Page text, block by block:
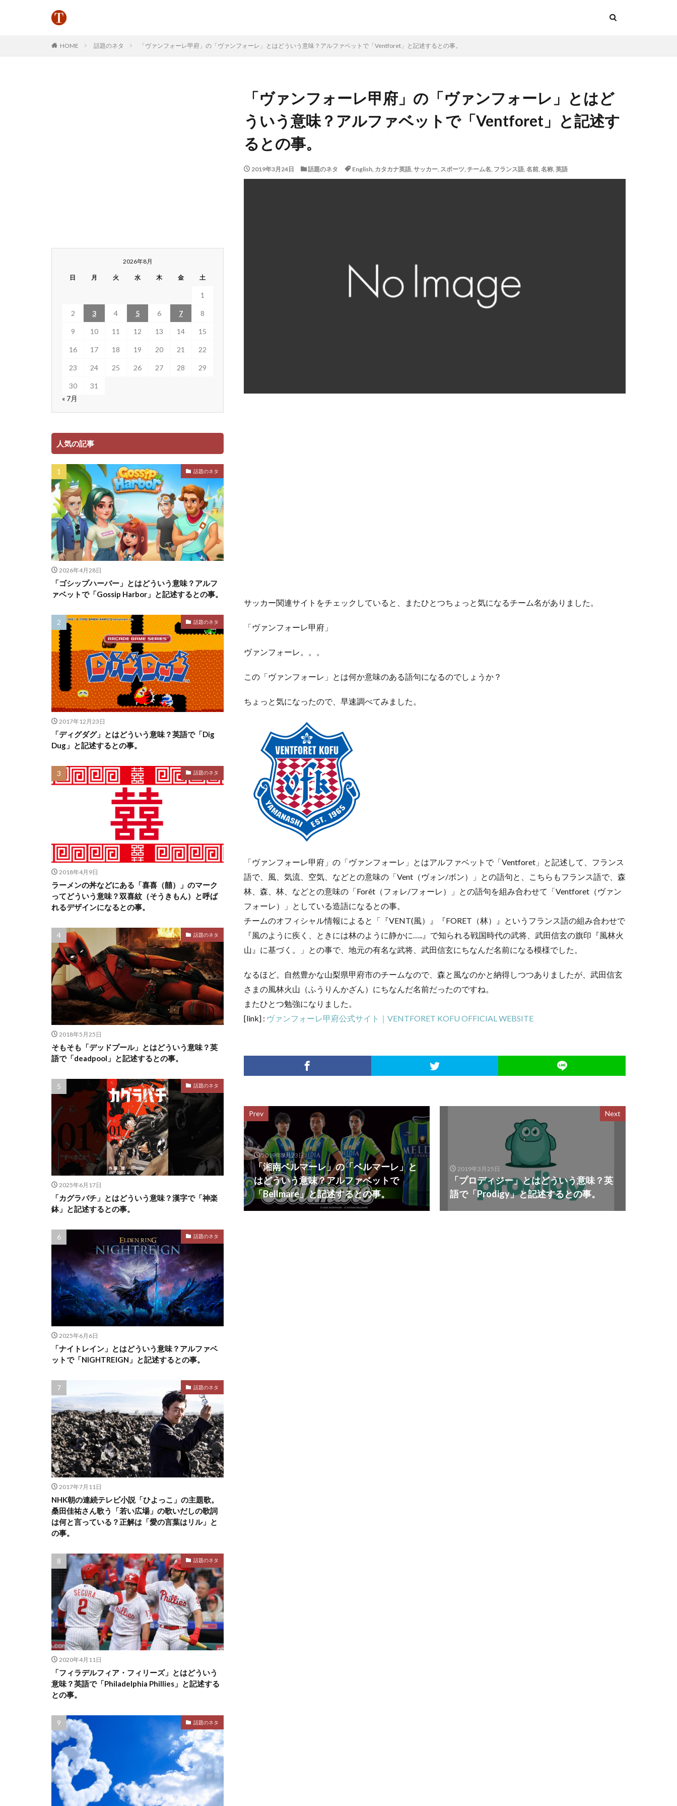
HOME 話題のネタ 「ヴァンフォーレ甲府」の「ヴァンフォーレ」とはどういう意味？アルファベットで「Ventforet」と記述するとの事。
「ヴァンフォーレ甲府」の「ヴァンフォーレ」とはど
ういう意味？アルファベットで「Ventforet」と記述す
るとの事。
2019年3月24日 話題のネタ English, カタカナ英語, サッカー, スポーツ, チーム名, フランス語, 名前, 名称, 英語
サッカー関連サイトをチェックしていると、またひとつちょっと気になるチーム名がありました。
「ヴァンフォーレ甲府」
ヴァンフォーレ。。。
この「ヴァンフォーレ」とは何か意味のある語句になるのでしょうか？
ちょっと気になったので、早速調べてみました。
「ヴァンフォーレ甲府」の「ヴァンフォーレ」とはアルファベットで「Ventforet」と記述して、フランス
語で、風、気流、空気、などとの意味の「Vent（ヴォン/ボン）」との語句と、こちらもフランス語で、森
林、森、林、などとの意味の「Forêt（フォレ/フォーレ）」との語句を組み合わせて「Ventforet（ヴァン
フォーレ）」としている造語になるとの事。
チームのオフィシャル情報によると「『VENT(風）』『FORET（林）』というフランス語の組み合わせで
『風のように疾く、ときには林のように静かに…..』で知られる戦国時代の武将、武田信玄の旗印『風林火
山』に基づく。」との事で、地元の有名な武将、武田信玄にちなんだ名前になる模様でした。
なるほど。自然豊かな山梨県甲府市のチームなので、森と風なのかと納得しつつありましたが、武田信玄
さまの風林火山（ふうりんかざん）にちなんだ名前だったのですね。
またひとつ勉強になりました。
[link] : ヴァンフォーレ甲府公式サイト｜VENTFORET KOFU OFFICIAL WEBSITE
Prev
2019年3月23日
「湘南ベルマーレ」の「ベルマーレ」と
はどういう意味？アルファベットで
「Bellmare」と記述するとの事。
Next
2019年3月25日
「プロディジー」とはどういう意味？英
語で「Prodigy」と記述するとの事。
2026年8月
日 月 火 水 木 金 土
1
2 3 4 5 6 7 8
9 10 11 12 13 14 15
16 17 18 19 20 21 22
23 24 25 26 27 28 29
30
31
« 7月
人気の記事
話題のネタ
2026年4月28日
「ゴシップハーバー」とはどういう意味？アルフ
ァベットで「Gossip Harbor」と記述するとの事。
話題のネタ
2017年12月23日
「ディグダグ」とはどういう意味？英語で「Dig
Dug」と記述するとの事。
話題のネタ
2018年4月9日
ラーメンの丼などにある「喜喜（囍）」のマーク
ってどういう意味？双喜紋（そうきもん）と呼ば
れるデザインになるとの事。
話題のネタ
2018年5月25日
そもそも「デッドプール」とはどういう意味？英
語で「deadpool」と記述するとの事。
話題のネタ
2025年6月17日
「カグラバチ」とはどういう意味？漢字で「神楽
鉢」と記述するとの事。
話題のネタ
2025年6月6日
「ナイトレイン」とはどういう意味？アルファベ
ットで「NIGHTREIGN」と記述するとの事。
話題のネタ
2017年7月11日
NHK朝の連続テレビ小説「ひよっこ」の主題歌。
桑田佳祐さん歌う「若い広場」の歌いだしの歌詞
は何と言っている？正解は「愛の言葉はリル」と
の事。
話題のネタ
2020年4月11日
「フィラデルフィア・フィリーズ」とはどういう
意味？英語で「Philadelphia Phillies」と記述する
との事。
話題のネタ